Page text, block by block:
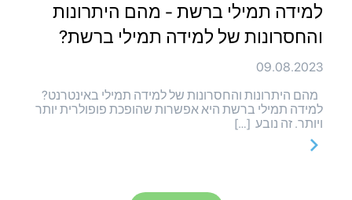
למידה תמילי ברשת - מהם היתרונות
והחסרונות של למידה תמילי ברשת?
09.08.2023
מהם היתרונות והחסרונות של למידה תמילי באינטרנט?
למידה תמילי ברשת היא אפשרות שהופכת פופולרית יותר
ויותר. זה נובע […]